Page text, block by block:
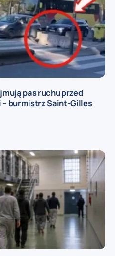
pas ruchu przed
burmistrz Saint-Gilles